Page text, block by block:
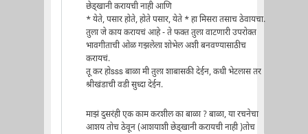
छेड्खानी करायची नाही आणि
* येते, पसार होते, होते पसार, येते * हा मिसरा तसाच ठेवायचा.
तुला जे काय करायचं आहे - ते फक्त तुला वाटणारी उपरोक्त
भावगीताची ओळ गझलेला शोभेल अशी बनवण्यासाठीच
करायचं.
तू कर होsss बाळा मी तुला शाबासकी देईन, कधी भेटलास तर
श्रीखंडाची वडी सुध्दा देईन.
माझं दुसरंही एक काम करशील का बाळा ? बाळा, या रचनेचा
आशय तोच ठेवून (आशयाशी छेड्खानी करायची नाही )तोच